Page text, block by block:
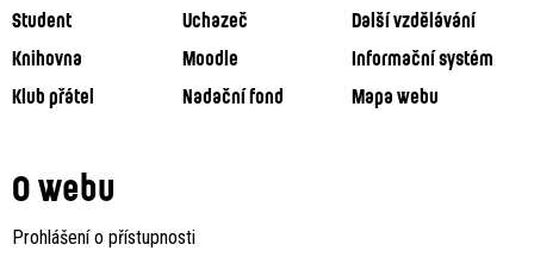
Student
Uchazeč
Další vzdělávání
Knihovna
Moodle
Informační systém
Klub přátel
Nadační fond Mapa webu
O webu
Prohlášení o přístupnosti